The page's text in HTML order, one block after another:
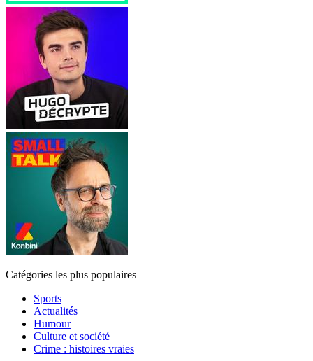
Catégories les plus populaires
Sports
Actualités
Humour
Culture et société
Crime : histoires vraies